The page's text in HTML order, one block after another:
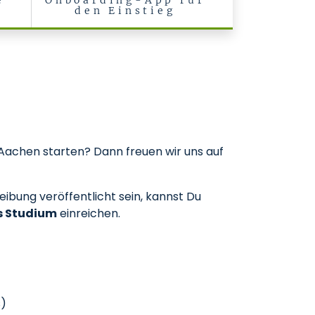
den Einstieg
starten? Dann freuen wir uns auf
veröffentlicht sein, kannst Du
Studiumeinreichen.